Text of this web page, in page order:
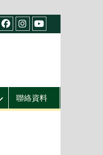
facebook
IG youtube
聯絡資料